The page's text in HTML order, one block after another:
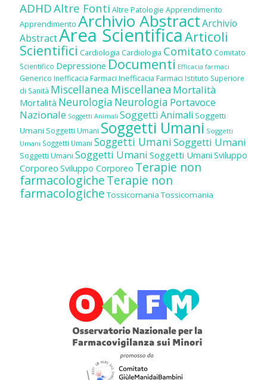
ADHDAltre Fonti Altre Patologie Apprendimento
Apprendimento Archivio AbstractArchivio
AbstractArea ScientificaArticoli
Scientifici Cardiologia Cardiologia Comitato Comitato
Scientifico Depressione Documenti Efficacia farmaci
Generico Inefficacia Farmaci Inefficacia Farmaci Istituto Superiore
di Sanità Miscellanea Miscellanea Mortalità
Mortalità Neurologia Neurologia Portavoce
Nazionale Soggetti Animali Soggetti Animali Soggetti
Umani Soggetti Umani Soggetti Umani Soggetti
Umani Soggetti Umani Soggetti UmaniSoggetti Umani
Soggetti Umani Soggetti Umani Soggetti Umani Sviluppo
Corporeo Sviluppo Corporeo Terapie non
farmacologicheTerapie non
farmacologiche Tossicomania Tossicomania